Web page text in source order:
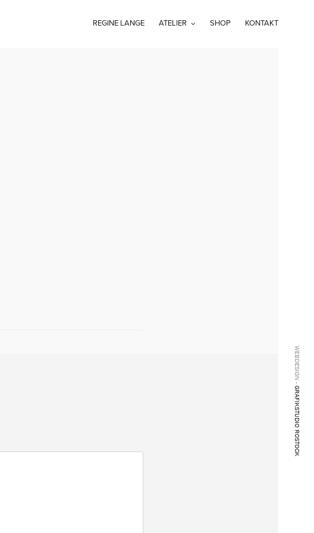
REGINE LANGE ATELIER SHOP KONTAKT
WEBDESIGN -
GRAFIKSTUDIO ROSTOCK